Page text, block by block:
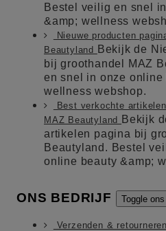
Bestel veilig en snel
&amp; wellness
Nieuwe producten
Beautyland
Bekijk de
bij groothandel MAZ
en snel in onze online
wellness webshop.
Best verkochte
MAZ Beautyland
Bekijk
artikelen pagina bij
Beautyland. Bestel
online beauty &amp;
ONS BEDRIJF Toggle
Verzenden & retourneren